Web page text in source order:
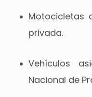
Motocicletas
privada.
Vehículos
Nacional de